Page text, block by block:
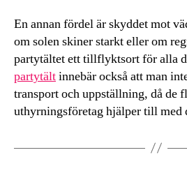
En annan fördel är skyddet mot
om solen skiner starkt eller om
partytältet ett tillflyktsort för alla
partytältinnebär också att man
transport och uppställning, då de
uthyrningsföretag hjälper till med